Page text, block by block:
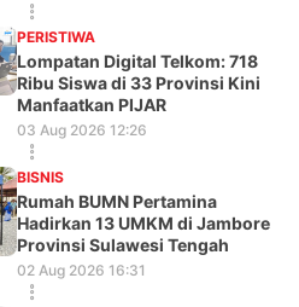
PERISTIWA
Lompatan Digital Telkom: 718
Ribu Siswa di 33 Provinsi Kini
Manfaatkan PIJAR
03 Aug 2026 12:26
BISNIS
Rumah BUMN Pertamina
Hadirkan 13 UMKM di Jambore
Provinsi Sulawesi Tengah
02 Aug 2026 16:31